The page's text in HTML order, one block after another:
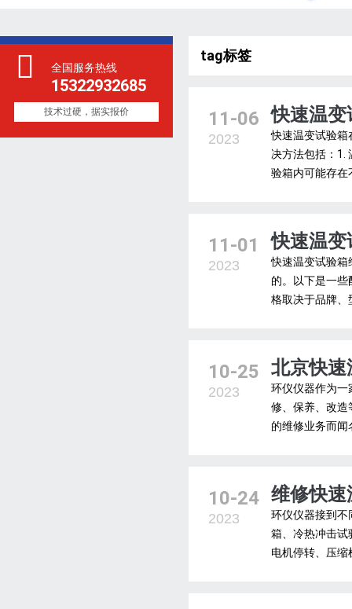
全国服务热线
15322932685
技术过硬，据实报价
tag标签
11-06
2023
快速温变
快速温变试验箱
决方法包括：1.
验箱内可能存在
11-01
2023
快速温变
快速温变试验箱
的。以下是一
格取决于品牌、
10-25
2023
北京快速
环仪仪器作为一
修、保养、改造
的维修业务而
10-24
2023
维修快速
环仪仪器接到不
箱、冷热冲击试
电机停转、压缩